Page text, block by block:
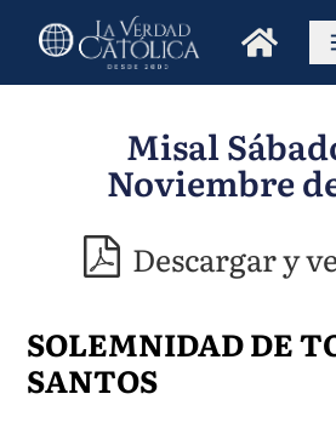
Misal
Noviembre
Descargar y
SOLEMNIDAD DE
SANTOS